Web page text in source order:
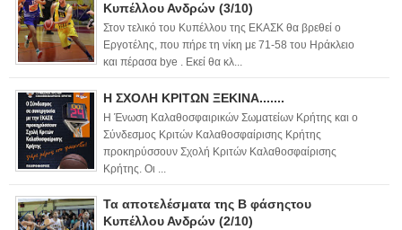
Κυπέλλου Ανδρών (3/10)
Στον τελικό του Κυπέλλου της ΕΚΑΣΚ θα βρεθεί ο
Εργοτέλης, που πήρε τη νίκη με 71-58 του Ηράκλειο
και πέρασα bye . Εκεί θα κλ...
Η ΣΧΟΛΗ ΚΡΙΤΩΝ ΞΕΚΙΝΑ.......
Η Ένωση Καλαθοσφαιρικών Σωματείων Κρήτης και ο
Σύνδεσμος Κριτών Καλαθοσφαίρισης Κρήτης
προκηρύσσουν Σχολή Κριτών Καλαθοσφαίρισης
Κρήτης. Οι ...
Τα αποτελέσματα της Β φάσηςτου
Κυπέλλου Ανδρών (2/10)